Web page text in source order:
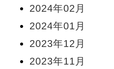
2024年02月
2024年01月
2023年12月
2023年11月